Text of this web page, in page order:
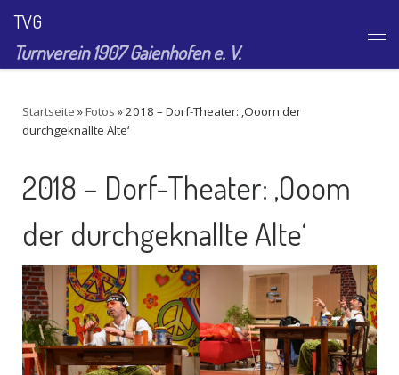
Zum Inhalt springen
TVG
Turnverein 1907 Gaienhofen e. V.
Startseite »Fotos »2018 – Dorf-Theater: ‚Ooom der
durchgeknallte Alte‘
2018 – Dorf-Theater: ‚Ooom
der durchgeknallte Alte‘